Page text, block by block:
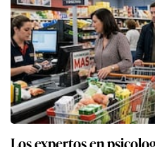
Los expertos en